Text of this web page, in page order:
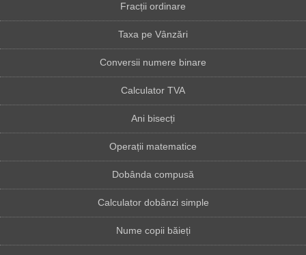
Fracții ordinare
Taxa pe Vânzări
Conversii numere binare
Calculator TVA
Ani bisecți
Operații matematice
Dobânda compusă
Calculator dobânzi simple
Nume copii băieți